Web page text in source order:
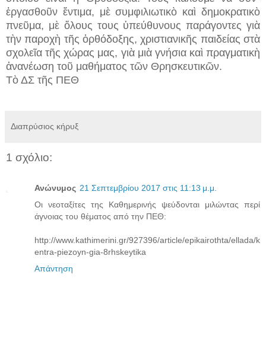
ἐργασθοῦν ἔντιμα, μὲ συμφιλιωτικὸ καὶ δημοκρατικὸ
πνεῦμα, μὲ ὅλους τους ὑπεύθυνους παράγοντες γιὰ
τὴν παροχὴ τῆς ὀρθόδοξης, χριστιανικῆς παιδείας στὰ
σχολεῖα τῆς χώρας μας, γιὰ μιὰ γνήσια καὶ πραγματικὴ
ἀνανέωση τοῦ μαθήματος τῶν Θρησκευτικῶν.
Τὸ ΔΣ τῆς ΠΕΘ
Διαπρύσιος κήρυξ
1 σχόλιο:
Ανώνυμος 21 Σεπτεμβρίου 2017 στις 11:13 μ.μ.
Οι νεοταξίτες της Καθημερινής ψεύδονται μιλώντας περί
άγνοιας του θέματος από την ΠΕΘ:
http://www.kathimerini.gr/927396/article/epikairothta/ellada/k
entra-piezoyn-gia-8rhskeytika
Απάντηση